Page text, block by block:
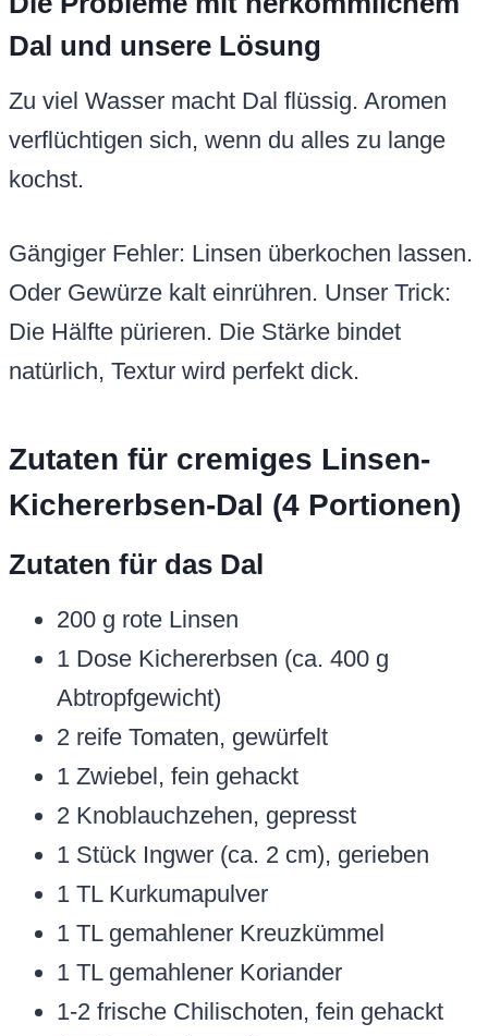
Dal und unsere Lösung
Zu viel Wasser macht Dal flüssig. Aromen
verflüchtigen sich, wenn du alles zu lange
kochst.
Gängiger Fehler: Linsen überkochen lassen.
Oder Gewürze kalt einrühren. Unser Trick:
Die Hälfte pürieren. Die Stärke bindet
natürlich, Textur wird perfekt dick.
Zutaten für cremiges Linsen-
Kichererbsen-Dal (4 Portionen)
Zutaten für das Dal
200 g rote Linsen
1 Dose Kichererbsen (ca. 400 g
Abtropfgewicht)
2 reife Tomaten, gewürfelt
1 Zwiebel, fein gehackt
2 Knoblauchzehen, gepresst
1 Stück Ingwer (ca. 2 cm), gerieben
1 TL Kurkumapulver
1 TL gemahlener Kreuzkümmel
1 TL gemahlener Koriander
1-2 frische Chilischoten, fein gehackt